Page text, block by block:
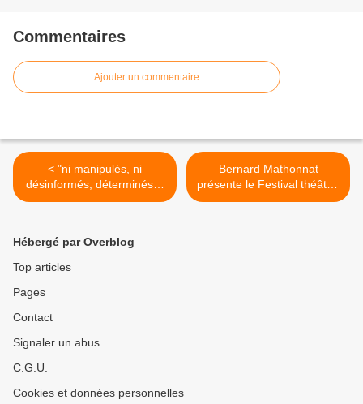
Commentaires
Ajouter un commentaire
< "ni manipulés, ni
désinformés, déterminés" :
l'intersyndicale "jeunes" du
Bernard Mathonnat
présente le Festival théâtral
du Val-d'Oise dans le
Hébergé par Overblog
Top articles
Pages
Contact
Signaler un abus
C.G.U.
Cookies et données personnelles